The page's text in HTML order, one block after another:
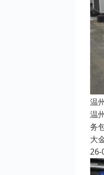
温
温
务
大
26-